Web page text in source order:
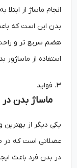
انجام ماساژ از ابتلا
بدن این است که باعث
هضم سریع تر و راحت
استفاده از ماساژور
فواید
ماساژ بدن در
یکی دیگر از بهترین و
عضلاتی است که در طول
در بدن فرد باعث ایجاد